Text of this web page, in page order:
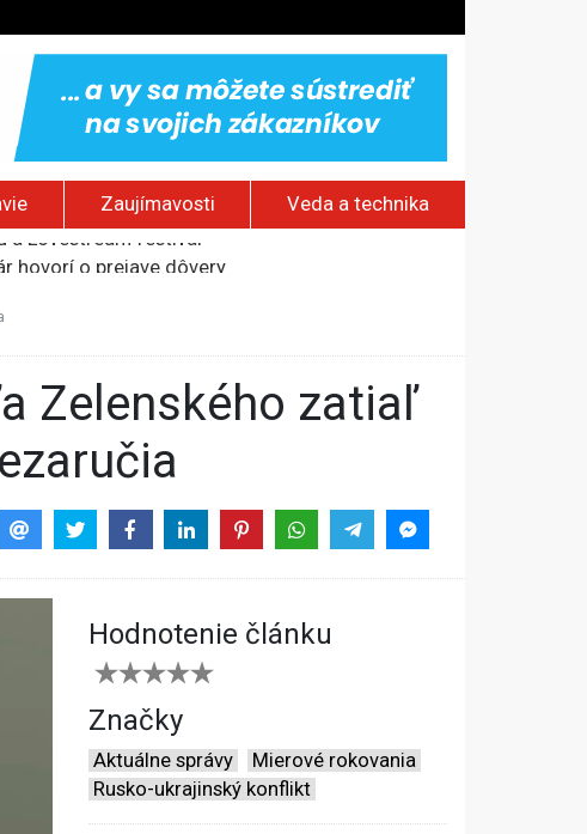
Zaujímavosti Veda a technika
hovorí o prejave dôvery
Hodnotenie článku
Značky
Aktuálne správy
Mierové rokovania
Rusko-ukrajinský konflikt